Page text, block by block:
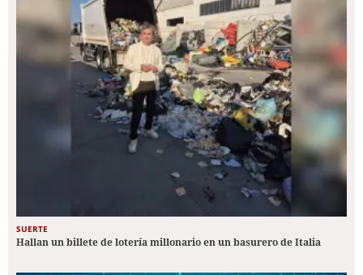
SUERTE
Hallan un billete de lotería millonario en un basurero de Italia